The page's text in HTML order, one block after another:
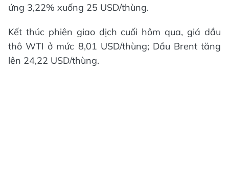
ứng 3,22% xuống 25 USD/thùng.
Kết thúc phiên giao dịch cuối hôm qua, giá dầu
thô WTI ở mức 8,01 USD/thùng; Dầu Brent tăng
lên 24,22 USD/thùng.